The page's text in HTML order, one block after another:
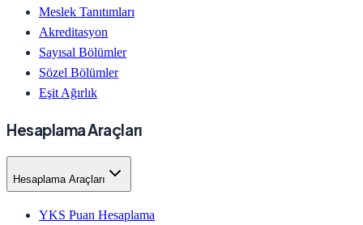
Meslek Tanıtımları
Akreditasyon
Sayısal Bölümler
Sözel Bölümler
Eşit Ağırlık
Hesaplama Araçları
Hesaplama Araçları
YKS Puan Hesaplama